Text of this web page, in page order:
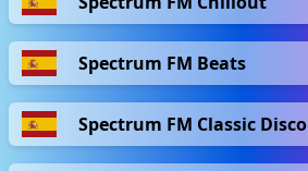
Spectrum FM Beats
Spectrum FM Classic Disco